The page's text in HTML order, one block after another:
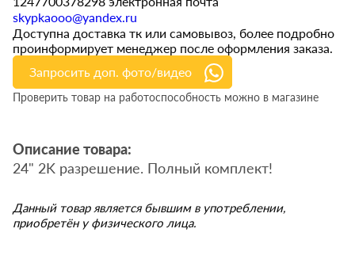
skypkaooo@yandex.ru
Доступна доставка тк или самовывоз, более подробно
проинформирует менеджер после оформления заказа.
Запросить доп. фото/видео
Проверить товар на работоспособность можно в магазине
Описание товара:
24" 2K разрешение. Полный комплект!
Данный товар является бывшим в употреблении,
приобретён у физического лица.